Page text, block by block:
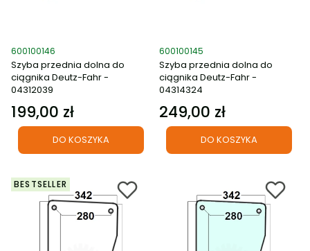
Kod produktu
600100146
Szyba przednia dolna do
ciągnika Deutz-Fahr -
04312039
Cena
199,00 zł
DO KOSZYKA
Kod produktu
600100145
Szyba przednia dolna do
ciągnika Deutz-Fahr -
04314324
Cena
249,00 zł
DO KOSZYKA
BESTSELLER